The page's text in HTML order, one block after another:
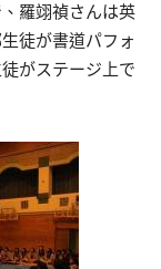
羅翊禎さんは英
徒が書道パフォ
がステージ上で